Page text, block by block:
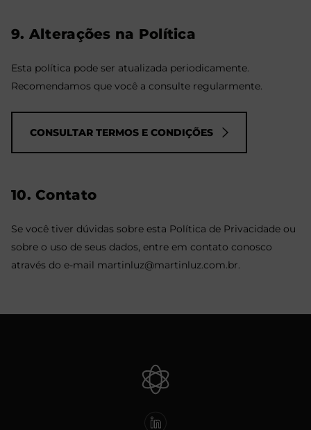
9. Alterações na Política
Esta política pode ser atualizada periodicamente.
Recomendamos que você a consulte regularmente.
CONSULTAR TERMOS E CONDIÇÕES
10. Contato
Se você tiver dúvidas sobre esta Política de Privacidade ou
sobre o uso de seus dados, entre em contato conosco
através do e-mail martinluz@martinluz.com.br.